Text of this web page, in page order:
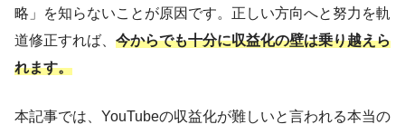
略」を知らないことが原因です。正しい方向へと努力を軌
道修正すれば、 今からでも十分に収益化の壁は乗り越えら
れます。
本記事では、YouTubeの収益化が難しいと言われる本当の